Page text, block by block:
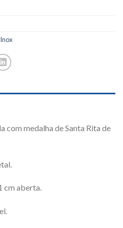
com medalha de Santa Rita de
cm aberta.